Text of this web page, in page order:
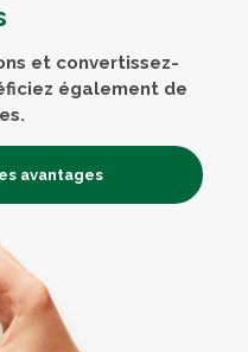
et convertissez-
également de
avantages